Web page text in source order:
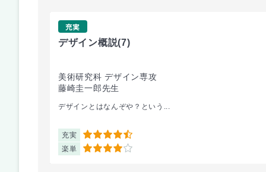
充実
デザイン概説(7)
美術研究科 デザイン専攻
藤崎圭一郎先生
デザインとはなんぞや？という...
充実 4.5
楽単 4